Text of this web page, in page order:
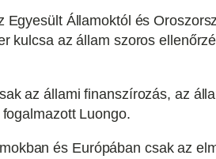
Egyesült Államoktól és
kulcsa az állam szoros
az állami finanszírozás, az
Luongo.
és Európában csak az